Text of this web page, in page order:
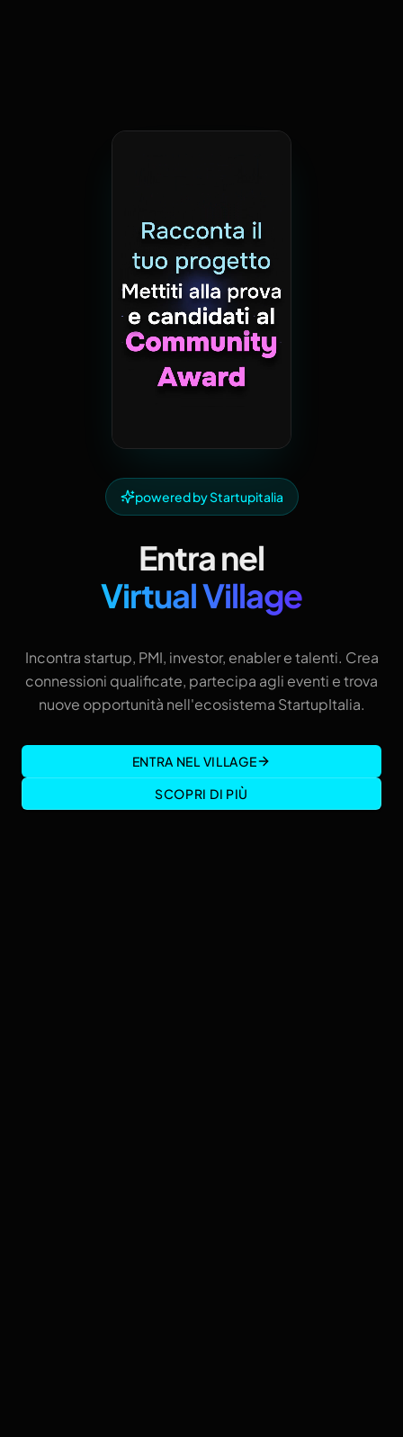
powered by Startupitalia
Entra nel
Virtual Village
Incontra startup, PMI, investor, enabler e talenti. Crea
connessioni qualificate, partecipa agli eventi e trova
nuove opportunità nell'ecosistema StartupItalia.
ENTRA NEL VILLAGE
SCOPRI DI PIÙ